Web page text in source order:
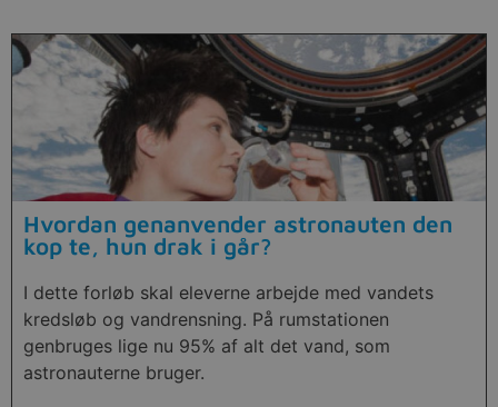
Hvordan genanvender astronauten den
kop te, hun drak i går?
I dette forløb skal eleverne arbejde med vandets
kredsløb og vandrensning. På rumstationen
genbruges lige nu 95% af alt det vand, som
astronauterne bruger.